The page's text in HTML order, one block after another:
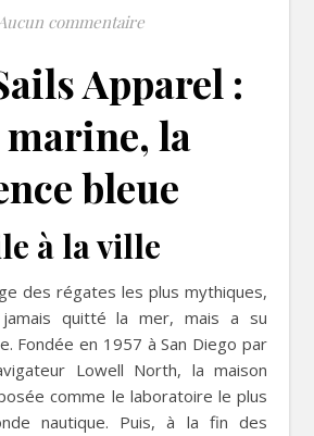
commentaire
Apparel :
marine, la
bleue
à la ville
jamais quitté la mer, mais a su
Fondée en 1957 à San Diego par
Lowell North, la maison
comme le laboratoire le plus
nautique. Puis, à la fin des